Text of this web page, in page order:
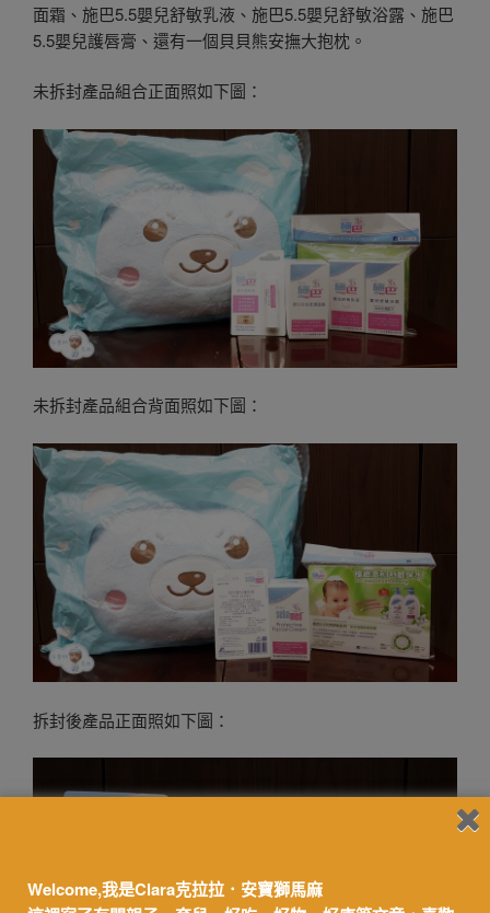
面霜、施巴5.5嬰兒舒敏乳液、施巴5.5嬰兒舒敏浴露、施巴
5.5嬰兒護唇膏、還有一個貝貝熊安撫大抱枕。
未拆封產品組合正面照如下圖：
未拆封產品組合背面照如下圖：
拆封後產品正面照如下圖：
Welcome,我是Clara克拉拉．安寶獅馬麻